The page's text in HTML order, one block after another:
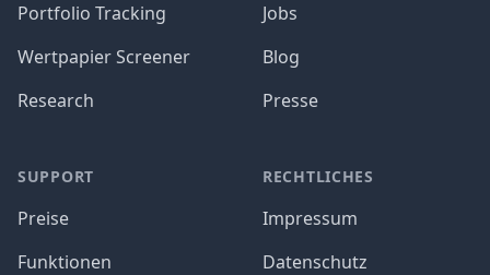
Portfolio Tracking
Wertpapier Screener
Research
SUPPORT
Preise
Funktionen
Jobs
Blog
Presse
RECHTLICHES
Impressum
Datenschutz